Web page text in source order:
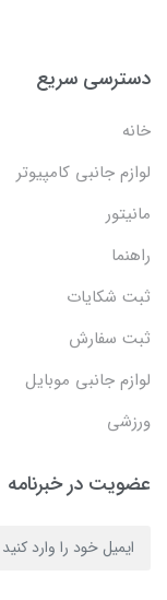
دسترسی سریع
خانه
لوازم جانبی کامپیوتر
مانیتور
راهنما
ثبت شکایات
ثبت سفارش
لوازم جانبی موبایل
ورزشی
عضویت در خبرنامه